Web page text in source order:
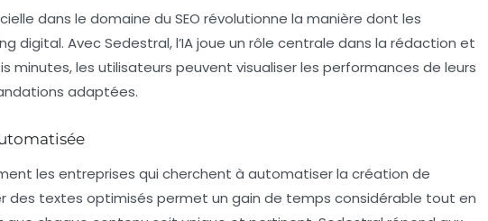
dans le domaine du SEO révolutionne la manière dont les
digital. Avec Sedestral, l’IA joue un rôle centrale dans la rédaction et
minutes, les utilisateurs peuvent visualiser les performances de leurs
adaptées.
les entreprises qui cherchent à automatiser la création de
des textes optimisés permet un gain de temps considérable tout en